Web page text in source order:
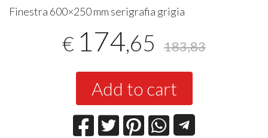
Finestra 600×250 mm serigrafia grigia
€ 174,65 183,83
Add to cart